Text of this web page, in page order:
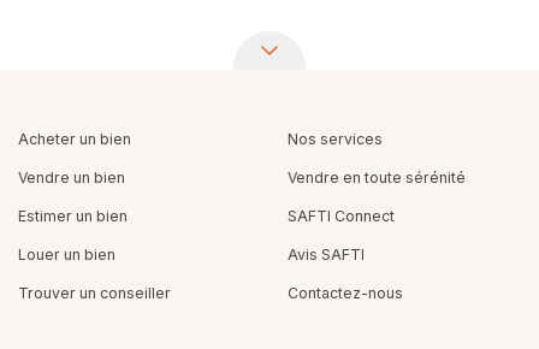
Acheter un bien
Vendre un bien
Estimer un bien
Louer un bien
Trouver un conseiller
Nos services
Vendre en toute sérénité
SAFTI Connect
Avis SAFTI
Contactez-nous